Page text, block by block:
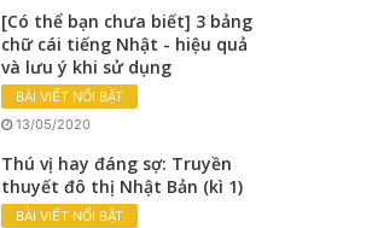
[Có thể bạn chưa biết] 3 bảng
chữ cái tiếng Nhật - hiệu quả
và lưu ý khi sử dụng
BÀI VIẾT NỔI BẬT
13/05/2020
Thú vị hay đáng sợ: Truyền
thuyết đô thị Nhật Bản (kì 1)
BÀI VIẾT NỔI BẬT